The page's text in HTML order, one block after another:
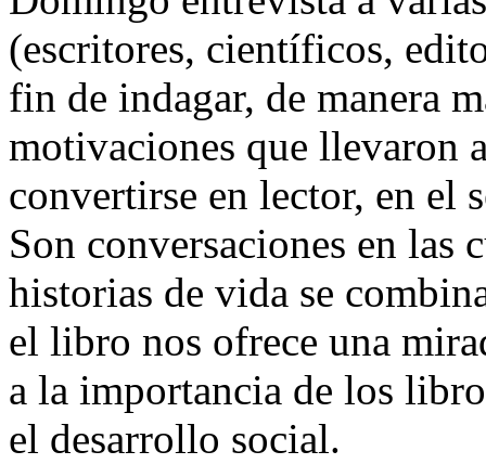
(escritores, científicos,
fin de indagar, de manera
motivaciones que llevaron
convertirse en lector, en el
Son conversaciones en las
historias de vida se
el libro nos ofrece una
a la importancia de los
el desarrollo social.